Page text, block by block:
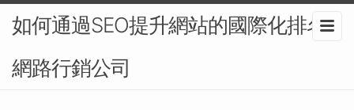
如何通過SEO提升網站的國際化排名-
網路行銷公司